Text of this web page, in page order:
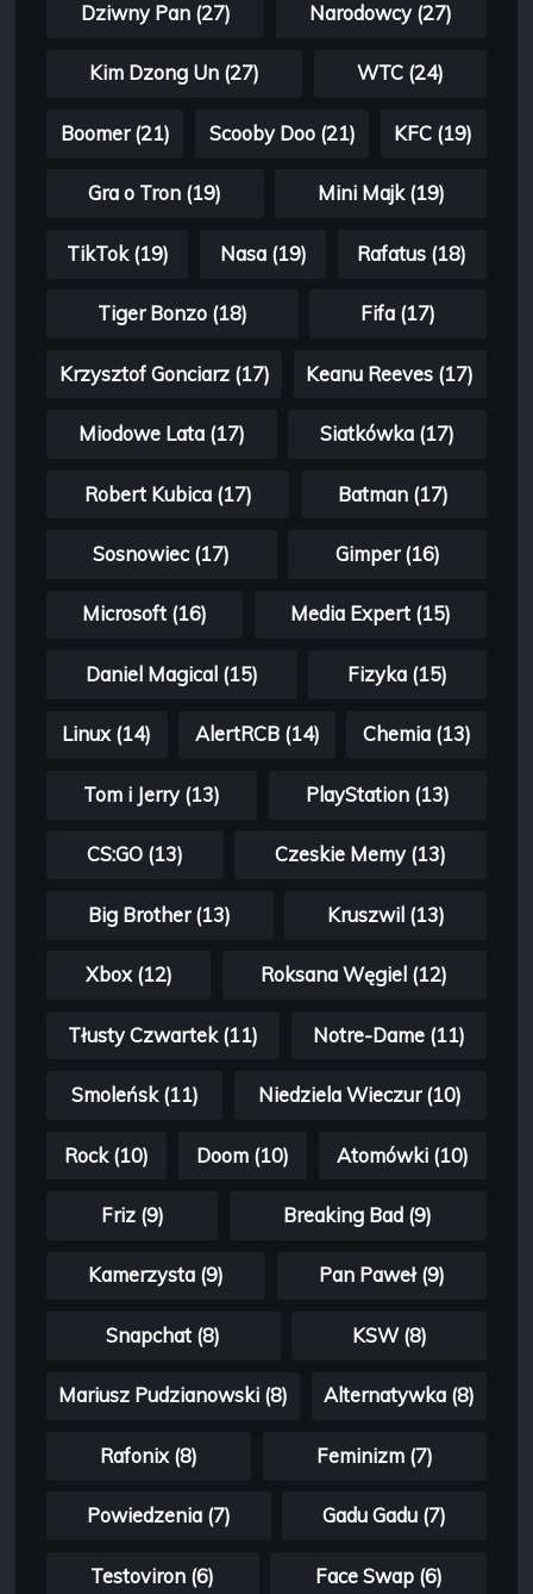
Dziwny Pan (27) Narodowcy (27)
Kim Dzong Un (27) WTC (24)
Boomer (21) Scooby Doo (21) KFC (19)
Gra o Tron (19) Mini Majk (19)
TikTok (19) Nasa (19) Rafatus (18)
Tiger Bonzo (18) Fifa (17)
Krzysztof Gonciarz (17) Keanu Reeves (17)
Miodowe Lata (17) Siatkówka (17)
Robert Kubica (17) Batman (17)
Sosnowiec (17) Gimper (16)
Microsoft (16) Media Expert (15)
Daniel Magical (15) Fizyka (15)
Linux (14) AlertRCB (14) Chemia (13)
Tom i Jerry (13) PlayStation (13)
CS:GO (13) Czeskie Memy (13)
Big Brother (13) Kruszwil (13)
Xbox (12) Roksana Węgiel (12)
Tłusty Czwartek (11) Notre-Dame (11)
Smoleńsk (11) Niedziela Wieczur (10)
Rock (10) Doom (10) Atomówki (10)
Friz (9) Breaking Bad (9)
Kamerzysta (9) Pan Paweł (9)
Snapchat (8) KSW (8)
Mariusz Pudzianowski (8) Alternatywka (8)
Rafonix (8) Feminizm (7)
Powiedzenia (7) Gadu Gadu (7)
Testoviron (6) Face Swap (6)